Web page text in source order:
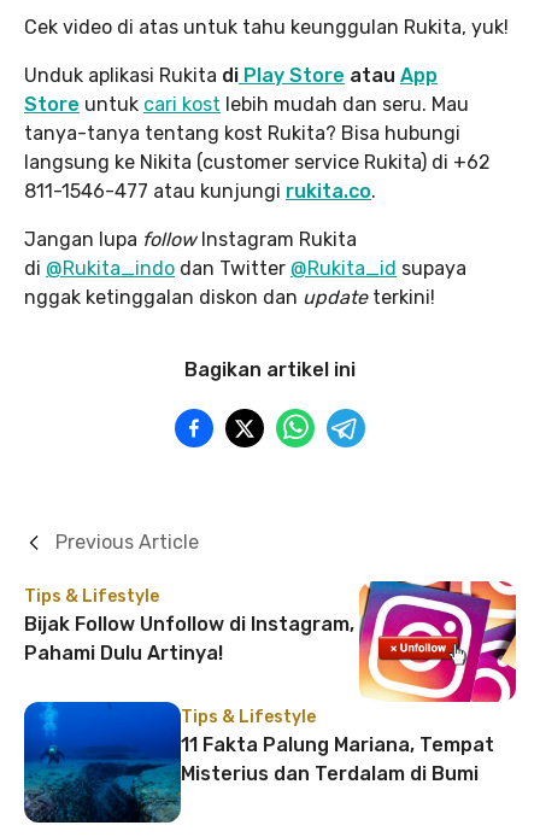
Cek video di atas untuk tahu keunggulan Rukita, yuk!
Unduk aplikasi Rukita di Play Store atau App
Store untuk cari kost lebih mudah dan seru. Mau
tanya-tanya tentang kost Rukita? Bisa hubungi
langsung ke Nikita (customer service Rukita) di +62
811-1546-477 atau kunjungi rukita.co.
Jangan lupa followInstagram Rukita
di @Rukita_indo dan Twitter @Rukita_id supaya
nggak ketinggalan diskon dan update terkini!
Bagikan artikel ini
Tips & Lifestyle
Bijak Follow Unfollow di Instagram,
Pahami Dulu Artinya!
Previous Article
Tips & Lifestyle
11 Fakta Palung Mariana, Tempat
Misterius dan Terdalam di Bumi